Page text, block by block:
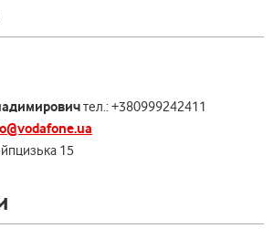
тел.: +380999242411
15